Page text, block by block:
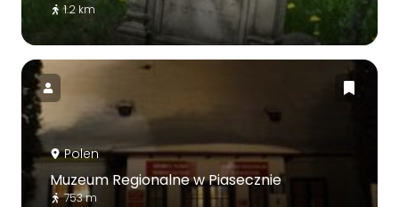
1.2 km
Polen
Muzeum Regionalne w Piasecznie
753 m